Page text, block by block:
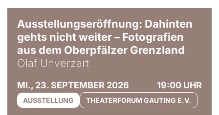
Ausstellungseröffnung: Dahinten
gehts nicht weiter – Fotografien
aus dem Oberpfälzer Grenzland
Olaf Unverzart
MI., 23. SEPTEMBER 2026 19:00 UHR
AUSSTELLUNG THEATERFORUM GAUTING E.V.